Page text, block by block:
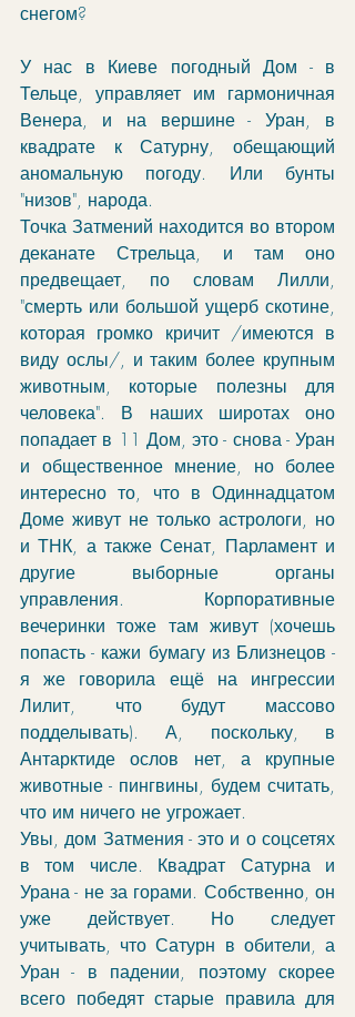
снегом?
У нас в Киеве погодный Дом - в
Тельце, управляет им гармоничная
Венера, и на вершине - Уран, в
квадрате к Сатурну, обещающий
аномальную погоду. Или бунты
"низов", народа.
Точка Затмений находится во втором
деканате Стрельца, и там оно
предвещает, по словам Лилли,
"смерть или большой ущерб скотине,
которая громко кричит /имеются в
виду ослы/, и таким более крупным
животным, которые полезны для
человека". В наших широтах оно
попадает в 11 Дом, это - снова - Уран
и общественное мнение, но более
интересно то, что в Одиннадцатом
Доме живут не только астрологи, но
и ТНК, а также Сенат, Парламент и
другие выборные органы
управления. Корпоративные
вечеринки тоже там живут (хочешь
попасть - кажи бумагу из Близнецов -
я же говорила ещё на ингрессии
Лилит, что будут массово
подделывать). А, поскольку, в
Антарктиде ослов нет, а крупные
животные - пингвины, будем считать,
что им ничего не угрожает.
Увы, дом Затмения - это и о соцсетях
в том числе. Квадрат Сатурна и
Урана - не за горами. Собственно, он
уже действует. Но следует
учитывать, что Сатурн в обители, а
Уран - в падении, поэтому скорее
всего победят старые правила для